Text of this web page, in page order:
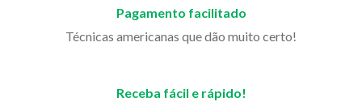
Pagamento facilitado
Técnicas americanas que dão muito certo!
Receba fácil e rápido!